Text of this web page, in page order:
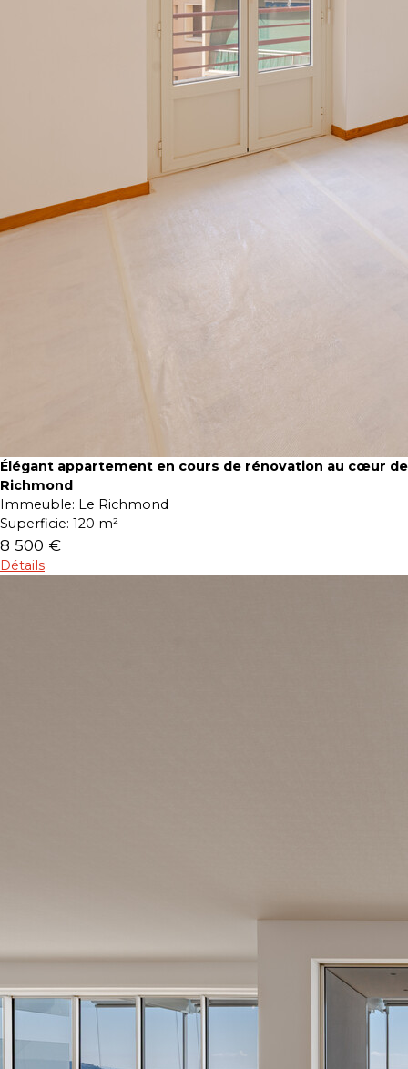
Élégant appartement en cours de rénovation au cœur de
Richmond
Immeuble: Le Richmond
Superficie: 120 m²
8 500 €
Détails